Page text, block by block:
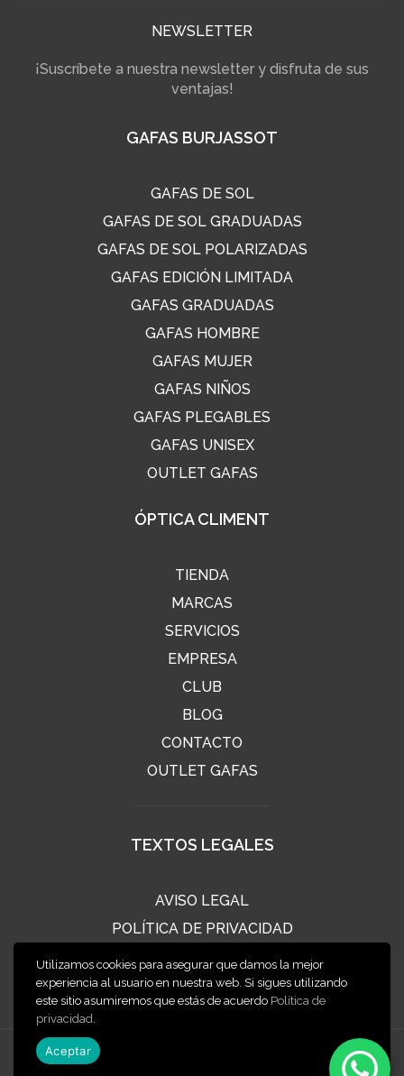
NEWSLETTER
¡Suscríbete a nuestra newsletter y disfruta de sus
ventajas!
GAFAS BURJASSOT
GAFAS DE SOL
GAFAS DE SOL GRADUADAS
GAFAS DE SOL POLARIZADAS
GAFAS EDICIÓN LIMITADA
GAFAS GRADUADAS
GAFAS HOMBRE
GAFAS MUJER
GAFAS NIÑOS
GAFAS PLEGABLES
GAFAS UNISEX
OUTLET GAFAS
ÓPTICA CLIMENT
TIENDA
MARCAS
SERVICIOS
EMPRESA
CLUB
BLOG
CONTACTO
OUTLET GAFAS
TEXTOS LEGALES
AVISO LEGAL
POLÍTICA DE PRIVACIDAD
POLÍTICA DE COOKIES
CONDICIONES DE VENTA
Utilizamos cookies para asegurar que damos la mejor
experiencia al usuario en nuestra web. Si sigues utilizando
este sitio asumiremos que estás de acuerdo Política de
privacidad.
Aceptar